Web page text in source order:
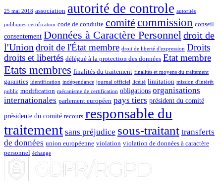
25 mai 2018 association autorité de controle autorités
publiques certification code de conduite comité commission conseil
consentement Données à Caractère Personnel droit de
l'Union droit de l'État membre droit de liberté d'expression Droits
droits et libertés délégué à la protection des données Etat membre
Etats membres finalités du traitement finalités et moyens du traitement
garanties identification indépendance journal officiel licéité limitation mission d'intérêt
public modification mécanisme de certification obligations organisations
internationales parlement européen pays tiers président du comité
présidente du comité recours responsable du
traitement sans préjudice sous-traitant transferts
de données union européenne violation violation de données à caractère
personnel échange